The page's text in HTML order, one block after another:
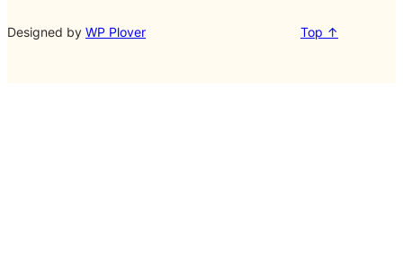
Designed by WP Plover Top ↑